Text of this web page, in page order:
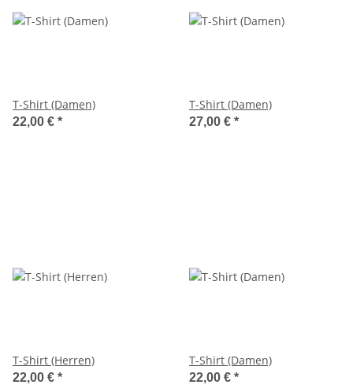
T-Shirt (Damen)
22,00 € *
T-Shirt (Damen)
27,00 € *
T-Shirt (Herren)
22,00 € *
T-Shirt (Damen)
22,00 € *